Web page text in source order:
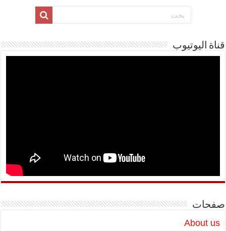
قناة اليوتيوب
صفحات
About us